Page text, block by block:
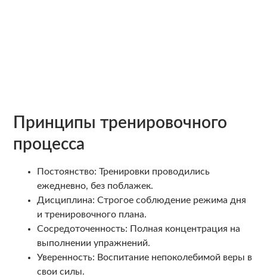
Принципы тренировочного
процесса
Постоянство: Тренировки проводились
ежедневно, без поблажек.
Дисциплина: Строгое соблюдение режима дня
и тренировочного плана.
Сосредоточенность: Полная концентрация на
выполнении упражнений.
Уверенность: Воспитание непоколебимой веры в
свои силы.